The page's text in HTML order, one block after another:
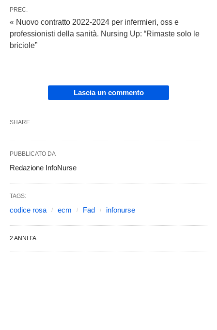
PREC.
« Nuovo contratto 2022-2024 per infermieri, oss e
professionisti della sanità. Nursing Up: “Rimaste solo le
briciole”
Lascia un commento
SHARE
PUBBLICATO DA
Redazione InfoNurse
TAGS:
codice rosa ecm Fad infonurse
2 ANNI FA